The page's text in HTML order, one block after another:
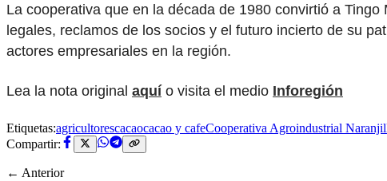
La cooperativa que en la década de 1980 convirtió a
legales, reclamos de los socios y el futuro incierto de su
actores empresariales en la región.
Lea la nota original aquí o visita el medio Inforegión
Etiquetas:agricultorescacaocacao y cafeCooperativa Agroindustrial
Compartir:
← Anterior